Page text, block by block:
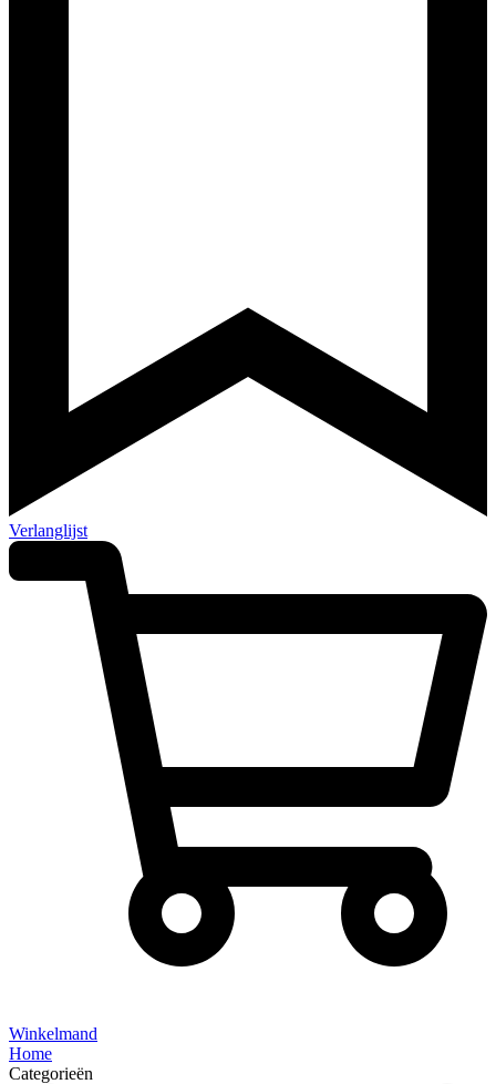
Verlanglijst
Winkelmand
Home
Categorieën